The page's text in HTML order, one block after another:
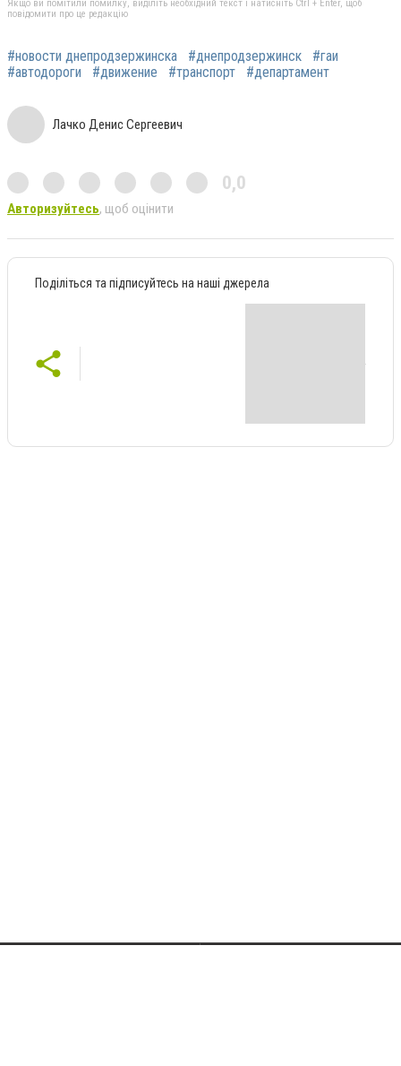
Якщо ви помітили помилку, виділіть необхідний текст і натисніть Ctrl + Enter, щоб
повідомити про це редакцію
#новости днепродзержинска #днепродзержинск
#гаи
#автодороги
#движение #транспорт #департамент
Лачко Денис Сергеевич
0,0
Авторизуйтесь, щоб оцінити
Поділіться та підписуйтесь на наші джерела